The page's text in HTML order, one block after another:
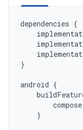
dependencies {
}
android {
compose
}